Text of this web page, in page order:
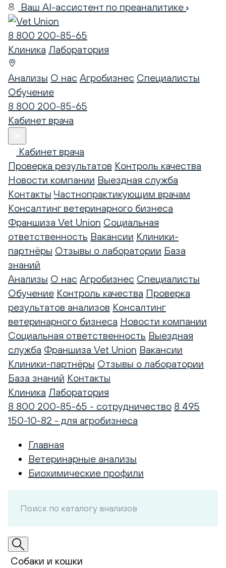
Ваш AI-ассистент по преаналитике
8 800 200-85-65
Клиника Лаборатория
Анализы О нас Агробизнес Специалисты
Обучение
8 800 200-85-65
Кабинет врача
Кабинет врача
Проверка результатов Контроль качества
Новости компании Выездная служба
Контакты Частнопрактикующим врачам
Консалтинг ветеринарного бизнеса
Франшиза Vet Union Социальная
ответственность Вакансии Клиники-
партнёры Отзывы о лаборатории База
знаний
Анализы О нас Агробизнес Специалисты
Обучение Контроль качества Проверка
результатов анализов Консалтинг
ветеринарного бизнеса Новости компании
Социальная ответственность Выездная
служба Франшиза Vet Union Вакансии
Клиники-партнёры Отзывы о лаборатории
База знаний Контакты
Клиника Лаборатория
8 800 200-85-65 - сотрудничество 8 495
150-10-82 - для агробизнеса
Главная
Ветеринарные анализы
Биохимические профили
Собаки и кошки